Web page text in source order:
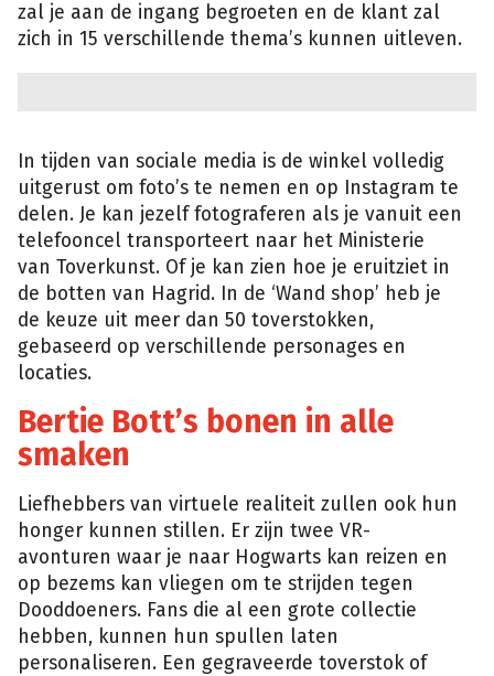
zal je aan de ingang begroeten en de klant zal
zich in 15 verschillende thema’s kunnen uitleven.
In tijden van sociale media is de winkel volledig
uitgerust om foto’s te nemen en op Instagram te
delen. Je kan jezelf fotograferen als je vanuit een
telefooncel transporteert naar het Ministerie
van Toverkunst. Of je kan zien hoe je eruitziet in
de botten van Hagrid. In de ‘Wand shop’ heb je
de keuze uit meer dan 50 toverstokken,
gebaseerd op verschillende personages en
locaties.
Bertie Bott’s bonen in alle
smaken
Liefhebbers van virtuele realiteit zullen ook hun
honger kunnen stillen. Er zijn twee VR-
avonturen waar je naar Hogwarts kan reizen en
op bezems kan vliegen om te strijden tegen
Dooddoeners. Fans die al een grote collectie
hebben, kunnen hun spullen laten
personaliseren. Een gegraveerde toverstok of